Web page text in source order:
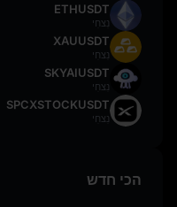
ETHUSDT
נִצחִי
XAUUSDT
נִצחִי
SKYAIUSDT
נִצחִי
SPCXSTOCKUSDT
נִצחִי
הכי חדש